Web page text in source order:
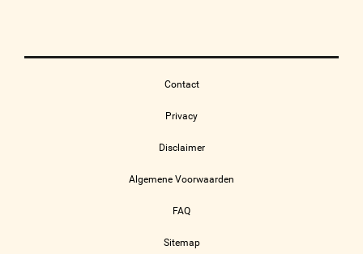
Contact
Privacy
Disclaimer
Algemene Voorwaarden
FAQ
Sitemap